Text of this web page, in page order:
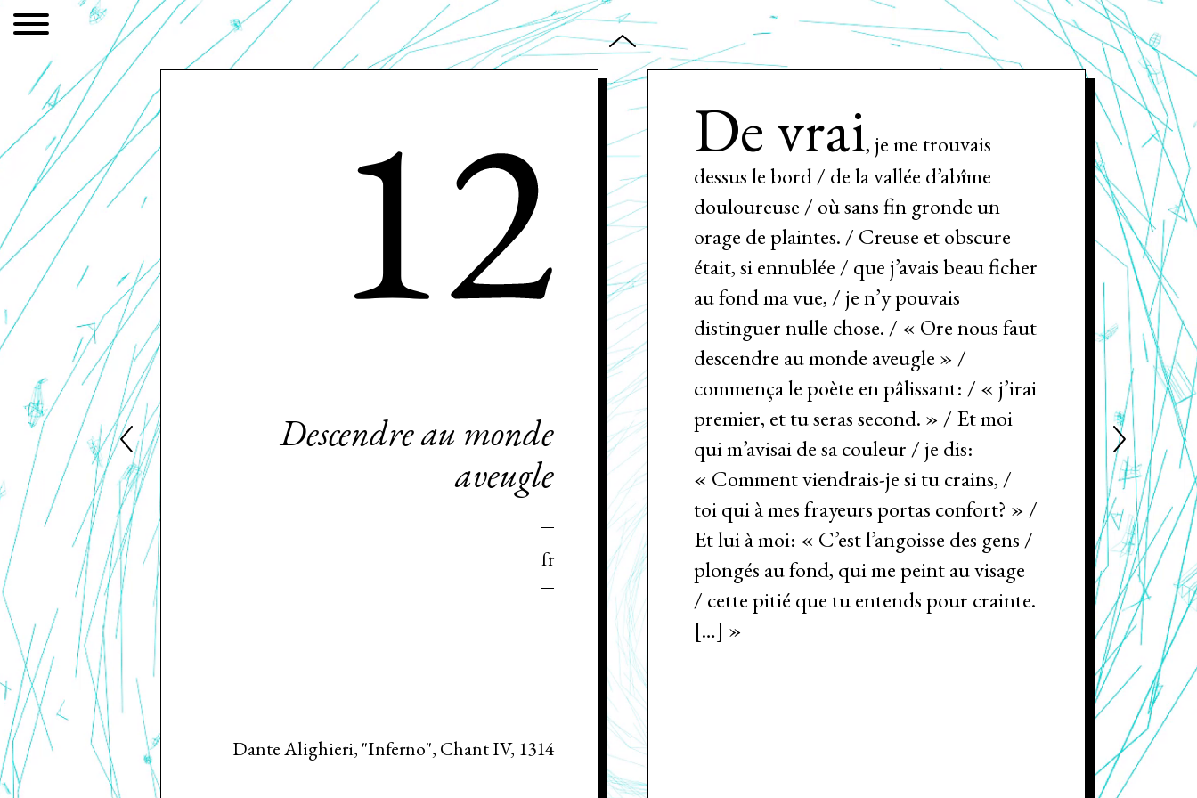
12
Descendre au monde
aveugle
fr
Dante Alighieri, "Inferno", Chant IV, 1314
De vrai, je me trouvais
dessus le bord / de la vallée d’abîme
douloureuse / où sans fin gronde un
orage de plaintes. / Creuse et obscure
était, si ennublée / que j’avais beau ficher
au fond ma vue, / je n’y pouvais
distinguer nulle chose. / « Ore nous faut
descendre au monde aveugle » /
commença le poète en pâlissant: / « j’irai
premier, et tu seras second. » / Et moi
qui m’avisai de sa couleur / je dis:
« Comment viendrais-je si tu crains, /
toi qui à mes frayeurs portas confort? » /
Et lui à moi: « C’est l’angoisse des gens /
plongés au fond, qui me peint au visage
/ cette pitié que tu entends pour crainte.
[…] »